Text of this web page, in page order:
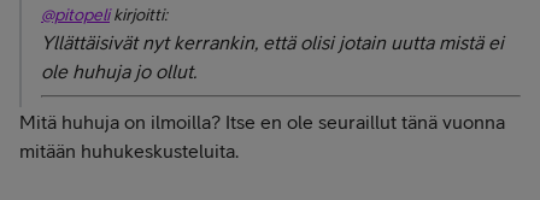
@pitopelikirjoitti:
Yllättäisivät nyt kerrankin, että olisi jotain uutta mistä ei
ole huhuja jo ollut.
Mitä huhuja on ilmoilla? Itse en ole seuraillut tänä vuonna
mitään huhukeskusteluita.